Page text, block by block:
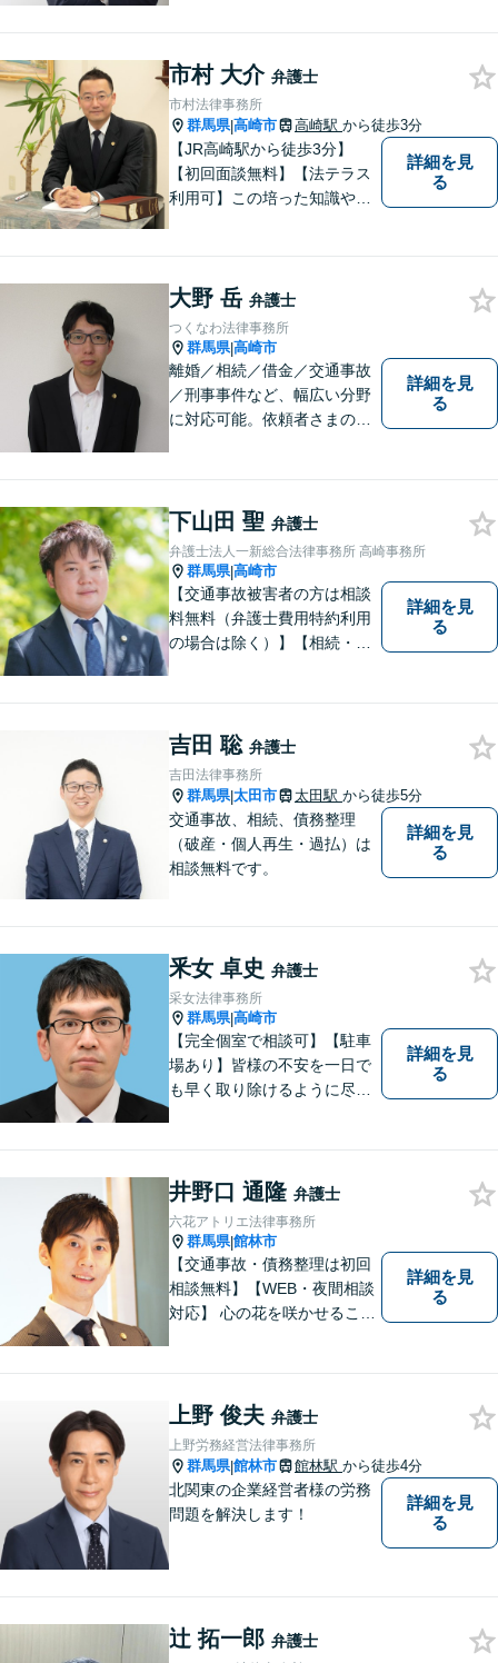
い合わせください。
市村 大介 弁護士
市村法律事務所
群馬県|高崎市 高崎駅 から徒歩3分
【JR高崎駅から徒歩3分】
【初回面談無料】【法テラス
利用可】この培った知識や経
す。お気軽にご相談くださ
い。
詳細を見
る
大野 岳 弁護士
つくなわ法律事務所
群馬県|高崎市
離婚／相続／借金／交通事故
／刑事事件など、幅広い分野
に対応可能。依頼者さまの状
ご相談ください。【完全個
室】【専用駐車場あり】
詳細を見
る
下山田 聖 弁護士
弁護士法人一新総合法律事務所 高崎事務所
群馬県|高崎市
【交通事故被害者の方は相談
料無料（弁護士費用特約利用
の場合は除く）】【相続・債
で連携し、問題解決に向けて
取り組みます。おひとりで悩
まずに、お気軽にお問い合わ
せください。
詳細を見
る
吉田 聡 弁護士
吉田法律事務所
群馬県|太田市 太田駅 から徒歩5分
交通事故、相続、債務整理
（破産・個人再生・過払）は
相談無料です。
詳細を見
る
釆女 卓史 弁護士
采女法律事務所
群馬県|高崎市
【完全個室で相談可】【駐車
場あり】皆様の不安を一日で
も早く取り除けるように尽力
す。 ※お電話やメールでの無
料法律相談は行っておりませ
ん。
詳細を見
る
井野口 通隆 弁護士
六花アトリエ法律事務所
群馬県|館林市
【交通事故・債務整理は初回
相談無料】【WEB・夜間相談
対応】 心の花を咲かせること
縁を心からお待ちしていま
す。
詳細を見
る
上野 俊夫 弁護士
上野労務経営法律事務所
群馬県|館林市 館林駅 から徒歩4分
北関東の企業経営者様の労務
問題を解決します！
詳細を見
る
辻 拓一郎 弁護士